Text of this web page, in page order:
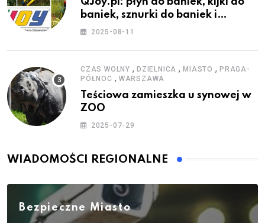
baniek, sznurki do baniek i
zestawy do baniek
2025-08-11
CZAS WOLNY , DZIELNICA ,MIASTO ,PRAGA-
PÓŁNOC , WARSZAWA
Teściowa zamieszka u synowej w
ZOO
2025-07-29
WIADOMOŚCI REGIONALNE
Bezpieczne Miasto